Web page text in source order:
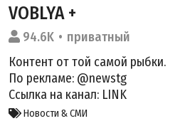
VOBLYA +
94.6K
приватный
Контент от той самой рыбки.
По рекламе: @newstg
Ссылка на канал: LINK
Новости & СМИ